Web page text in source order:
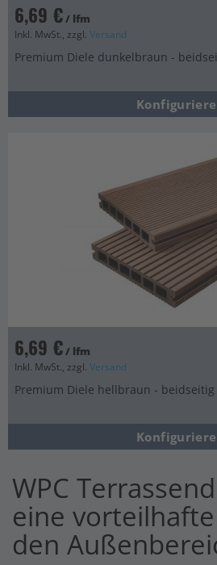
6,69 €/ lfm
Inkl. MwSt., zzgl. Versand
Premium Diele dunkelbraun -
6,69 €/ lfm
Inkl. MwSt., zzgl. Versand
Premium Diele hellbraun - beidseitig
WPC
eine
den